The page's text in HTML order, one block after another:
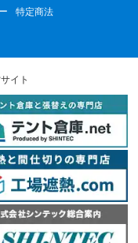
特定商法
イト